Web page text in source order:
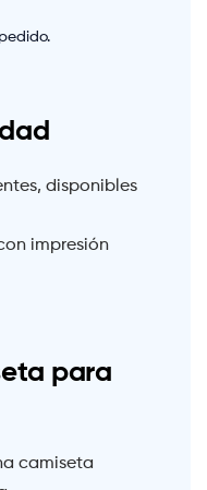
disponibles
impresión
para
camiseta